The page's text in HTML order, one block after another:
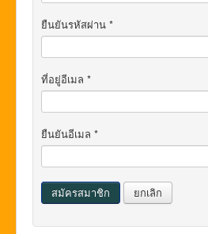
ยืนยันรหัสผ่าน *
ที่อยู่อีเมล *
ยืนยันอีเมล *
สมัครสมาชิก ยกเลิก